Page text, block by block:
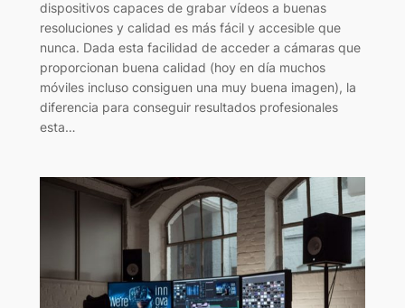
dispositivos capaces de grabar vídeos a buenas
resoluciones y calidad es más fácil y accesible que
nunca. Dada esta facilidad de acceder a cámaras que
proporcionan buena calidad (hoy en día muchos
móviles incluso consiguen una muy buena imagen), la
diferencia para conseguir resultados profesionales
esta…